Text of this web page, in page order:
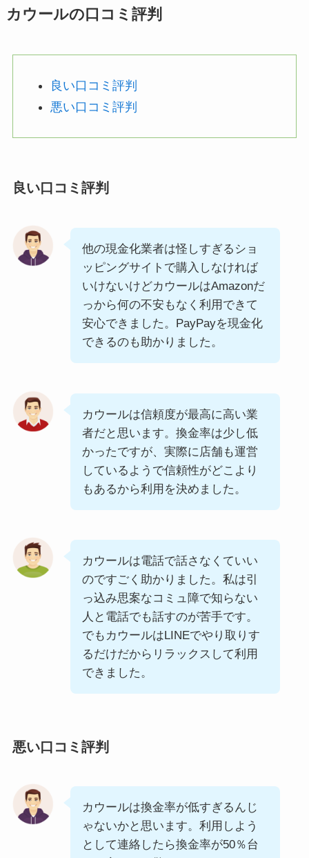
カウールの口コミ評判
良い口コミ評判
悪い口コミ評判
良い口コミ評判
他の現金化業者は怪しすぎるショ
ッピングサイトで購入しなければ
いけないけどカウールはAmazonだ
っから何の不安もなく利用できて
安心できました。PayPayを現金化
できるのも助かりました。
カウールは信頼度が最高に高い業
者だと思います。換金率は少し低
かったですが、実際に店舗も運営
しているようで信頼性がどこより
もあるから利用を決めました。
カウールは電話で話さなくていい
のですごく助かりました。私は引
っ込み思案なコミュ障で知らない
人と電話でも話すのが苦手です。
でもカウールはLINEでやり取りす
るだけだからリラックスして利用
できました。
悪い口コミ評判
カウールは換金率が低すぎるんじ
ゃないかと思います。利用しよう
として連絡したら換金率が50％台